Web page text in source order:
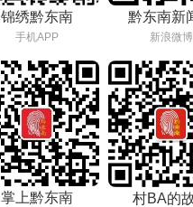
锦绣黔东南
手机APP
黔东南新
新浪微博
掌上黔东南 村BA的